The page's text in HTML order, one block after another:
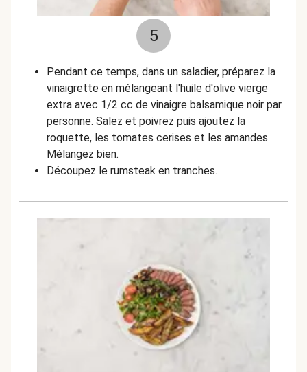
5
Pendant ce temps, dans un saladier, préparez la
vinaigrette en mélangeant l'huile d'olive vierge
extra avec 1/2 cc de vinaigre balsamique noir par
personne. Salez et poivrez puis ajoutez la
roquette, les tomates cerises et les amandes.
Mélangez bien.
Découpez le rumsteak en tranches.